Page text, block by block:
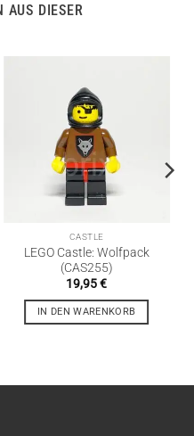
AUS DIESER
CASTLE
LEGO Castle: Wolfpack
(CAS255)
19,95€
IN DEN WARENKORB